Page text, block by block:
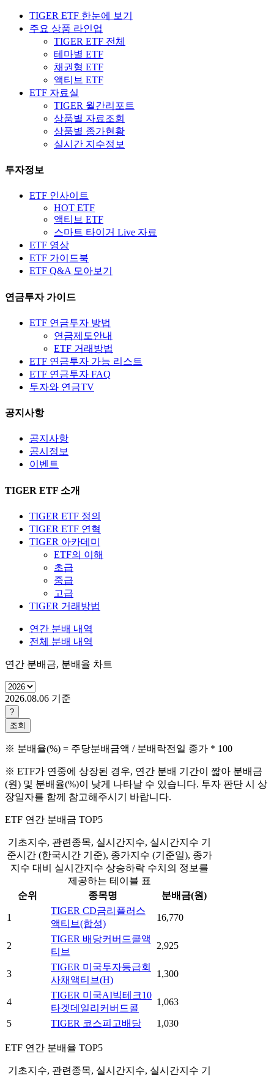
TIGER ETF 한눈에 보기
주요 상품 라인업
TIGER ETF 전체
테마별 ETF
채권형 ETF
액티브 ETF
ETF 자료실
TIGER 월간리포트
상품별 자료조회
상품별 종가현황
실시간 지수정보
투자정보
ETF 인사이트
HOT ETF
액티브 ETF
스마트 타이거 Live 자료
ETF 영상
ETF 가이드북
ETF Q&A 모아보기
연금투자 가이드
ETF 연금투자 방법
연금제도안내
ETF 거래방법
ETF 연금투자 가능 리스트
ETF 연금투자 FAQ
투자와 연금TV
공지사항
공지사항
공시정보
이벤트
TIGER ETF 소개
TIGER ETF 정의
TIGER ETF 연혁
TIGER 아카데미
ETF의 이해
초급
중급
고급
TIGER 거래방법
연간 분배 내역
전체 분배 내역
연간 분배금, 분배율 차트
2026.08.06 기준
?
조회
※ 분배율(%) = 주당분배금액 / 분배락전일 종가 * 100
※ ETF가 연중에 상장된 경우, 연간 분배 기간이 짧아 분배금
(원) 및 분배율(%)이 낮게 나타날 수 있습니다. 투자 판단 시 상
장일자를 함께 참고해주시기 바랍니다.
ETF 연간 분배금 TOP5
기초지수, 관련종목, 실시간지수, 실시간지수 기
준시간 (한국시간 기준), 종가지수 (기준일), 종가
지수 대비 실시간지수 상승하락 수치의 정보를
제공하는 테이블 표
순위
종목명 분배금(원)
1
TIGER CD금리플러스
액티브(합성)
16,770
2
TIGER 배당커버드콜액
티브
2,925
3
TIGER 미국투자등급회
사채액티브(H)
1,300
4
TIGER 미국AI빅테크10
타겟데일리커버드콜
1,063
5 TIGER 코스피고배당 1,030
ETF 연간 분배율 TOP5
기초지수, 관련종목, 실시간지수, 실시간지수 기